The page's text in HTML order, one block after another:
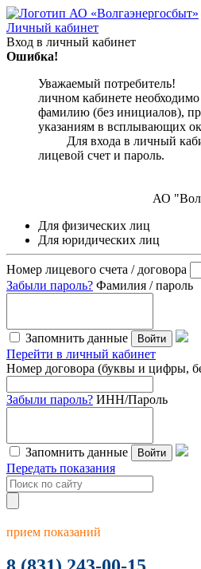
Личный кабинет
Вход в личный кабинет
Ошибка!
Уважаемый
личном кабинете
фамилию (без инициалов),
указаниям в
Для входа в личный
лицевой
АО
Для физических лиц
Для юридических лиц
Номер лицевого счета / договора
Забыли пароль? Фамилия / пароль
Запомнить данные Войти
Перейти в личный кабинет
Номер договора (буквы и цифры,
Забыли пароль? ИНН/Пароль
Запомнить данные Войти
Передать показания
прием показаний